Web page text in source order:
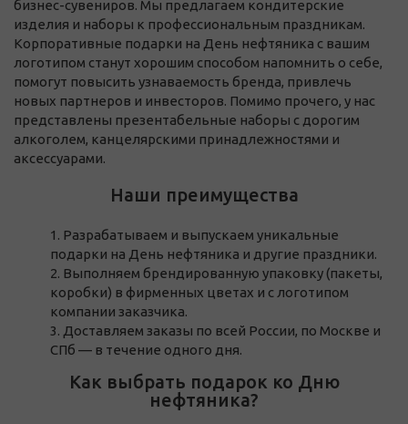
бизнес-сувениров. Мы предлагаем кондитерские
изделия и наборы к профессиональным праздникам.
Корпоративные подарки на День нефтяника с вашим
логотипом станут хорошим способом напомнить о себе,
помогут повысить узнаваемость бренда, привлечь
новых партнеров и инвесторов. Помимо прочего, у нас
представлены презентабельные наборы с дорогим
алкоголем, канцелярскими принадлежностями и
аксессуарами.
Наши преимущества
Разрабатываем и выпускаем уникальные
подарки на День нефтяника и другие праздники.
Выполняем брендированную упаковку (пакеты,
коробки) в фирменных цветах и с логотипом
компании заказчика.
Доставляем заказы по всей России, по Москве и
СПб — в течение одного дня.
Как выбрать подарок ко Дню
нефтяника?